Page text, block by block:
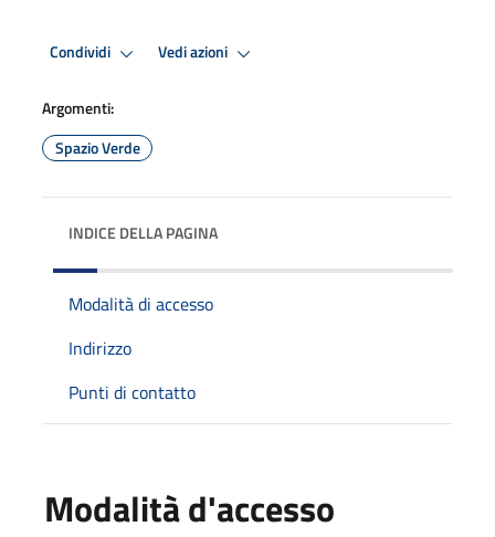
Condividi Vedi azioni
Argomenti:
Spazio Verde
INDICE DELLA PAGINA
Modalità di accesso
Indirizzo
Punti di contatto
Modalità d'accesso